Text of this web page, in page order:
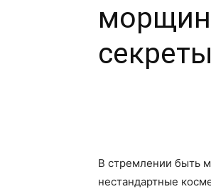
морщин
В стремлении быть
нестандартные